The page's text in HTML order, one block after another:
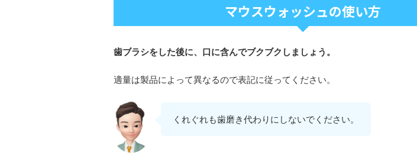
マウスウォッシュの使い方
歯ブラシをした後に、口に含んでブクブクしましょう。
適量は製品によって異なるので表記に従ってください。
くれぐれも歯磨き代わりにしないでください。